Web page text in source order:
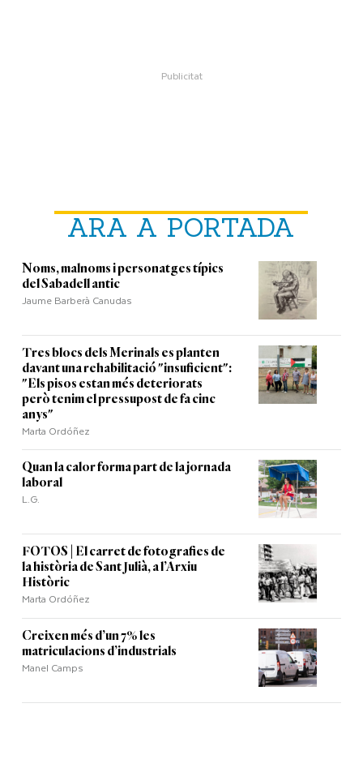
ARA A PORTADA
Noms, malnoms i personatges típics
del Sabadell antic
Jaume Barberà Canudas
Tres blocs dels Merinals es planten
davant una rehabilitació "insuficient":
"Els pisos estan més deteriorats
però tenim el pressupost de fa cinc
anys"
Marta Ordóñez
Quan la calor forma part de la jornada
laboral
L.G.
FOTOS | El carret de fotografies de
la història de Sant Julià, a l’Arxiu
Històric
Marta Ordóñez
Creixen més d’un 7% les
matriculacions d’industrials
Manel Camps